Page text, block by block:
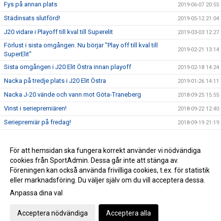
Fys på annan plats 2019-06-07 20:55
Städinsats slutförd! 2019-05-12 21:04
J20 vidare i Playoff till kval till Superelit 2019-03-03 12:27
Förlust i sista omgången. Nu börjar "Play off till kval till
SuperElit"
2019-02-21 13:14
Sista omgången i J20 Elit Östra innan playoff 2019-02-18 14:24
Nacka på tredje plats i J20 Elit Östra 2019-01-26 14:11
Nacka J-20 vände och vann mot Göta-Traneberg 2018-09-25 15:55
Vinst i seriepremiären! 2018-09-22 12:40
Seriepremiär på fredag! 2018-09-19 21:19
Nacka vann i 3e avgörande mot Östersund 2018-03-19 14:45
J20s nya omklädningsrum 2016-08-10 10:17
Gå till Webbversion
För att hemsidan ska fungera korrekt använder vi nödvändiga
cookies från SportAdmin. Dessa går inte att stänga av.
Föreningen kan också använda frivilliga cookies, t.ex. för statistik
eller marknadsföring. Du väljer själv om du vill acceptera dessa.
Anpassa dina val
Acceptera nödvändiga Acceptera alla